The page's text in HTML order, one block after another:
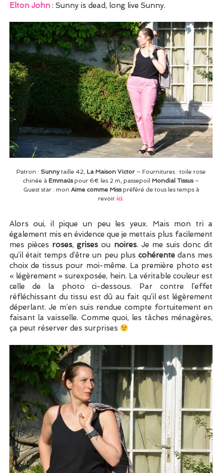
Elton John: Sunny is dead, long live Sunny.
Patron : Sunnytaille 42, La Maison Victor – Fournitures : toile rose
chinée à Emmaüspour 6€ les 2 m, passepoil Mondial Tissus–
Guest star : mon Aime comme Misspréféré de tous les temps à
revoir ici.
Alors oui, il pique un peu les yeux. Mais mon tri a
également mis en évidence que je mettais plus facilement
mes pièces roses,grises ou noires. Je me suis donc dit
qu’il était temps d’être un peu plus cohérentedans mes
choix de tissus pour moi-même. La première photo est
« légèrement » surexposée, hein. La véritable couleur est
celle de la photo ci-dessous. Par contre l’effet
réfléchissant du tissu est dû au fait qu’il est légèrement
déperlant. Je m’en suis rendue compte fortuitement en
faisant la vaisselle. Comme quoi, les tâches ménagères,
ça peut réserver des surprises